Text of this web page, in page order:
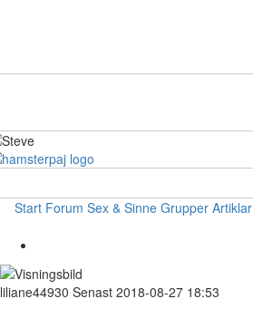
Start Forum Sex & Sinne Grupper Artiklar
liliane44930 Senast 2018-08-27 18:53